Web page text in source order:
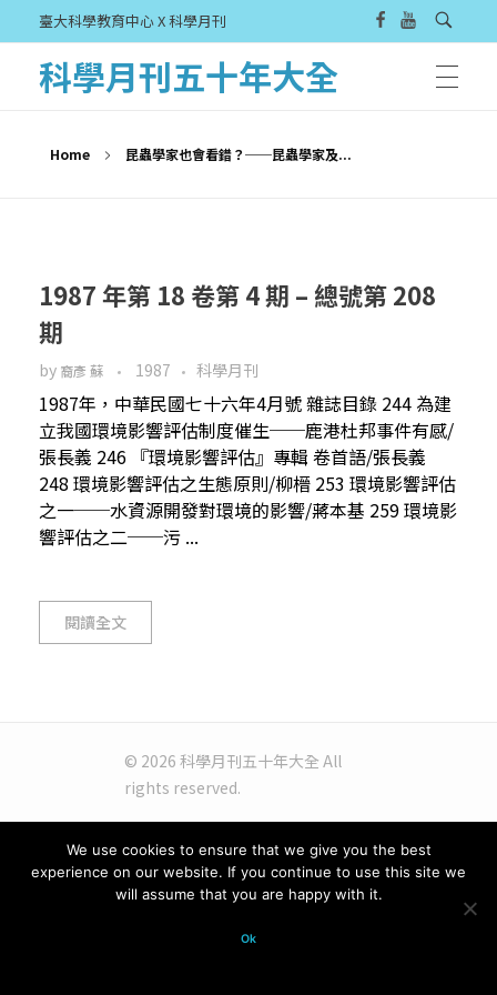
臺大科學教育中心 X 科學月刊
科學月刊五十年大全
Home 昆蟲學家也會看錯？──昆蟲學家及...
1987 年第 18 卷第 4 期 – 總號第 208
期
by 裔彥 蘇 1987 科學月刊
1987年，中華民國七十六年4月號 雜誌目錄 244 為建
立我國環境影響評估制度催生──鹿港杜邦事件有感/
張長義 246 『環境影響評估』專輯 卷首語/張長義
248 環境影響評估之生態原則/柳榗 253 環境影響評估
之一──水資源開發對環境的影響/蔣本基 259 環境影
響評估之二──污 ...
閱讀全文
© 2026 科學月刊五十年大全 All
rights reserved.
We use cookies to ensure that we give you the best
experience on our website. If you continue to use this site we
will assume that you are happy with it.
Ok